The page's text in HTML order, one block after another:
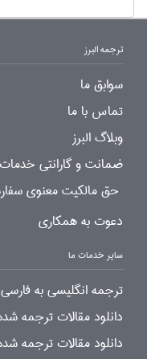
ترجمه البرز
سوابق ما
تماس با ما
وبلاگ البرز
ضمانت و گارانتی خدمات
حق مالکیت معنوی
دعوت به همکاری
سایر خدمات ما
ترجمه انگلیسی به فارسی
دانلود مقالات ترجمه
دانلود مقالات ترجمه